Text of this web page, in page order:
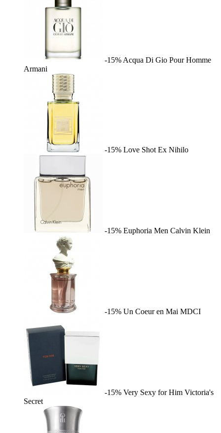
-15% Acqua Di Gio Pour Homme
Armani
-15% Love Shot Ex Nihilo
-15% Euphoria Men Calvin Klein
-15% Un Coeur en Mai MDCI
-15% Very Sexy for Him Victoria's
Secret